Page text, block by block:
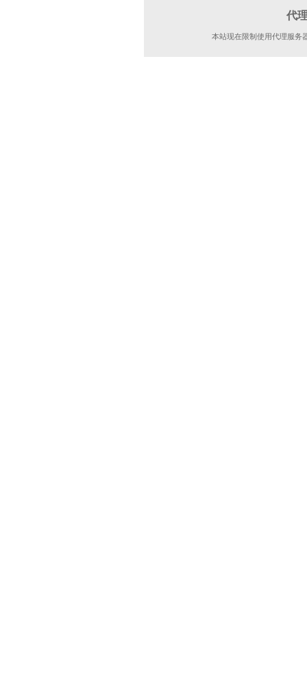
代
本站现在限制使用代理服务